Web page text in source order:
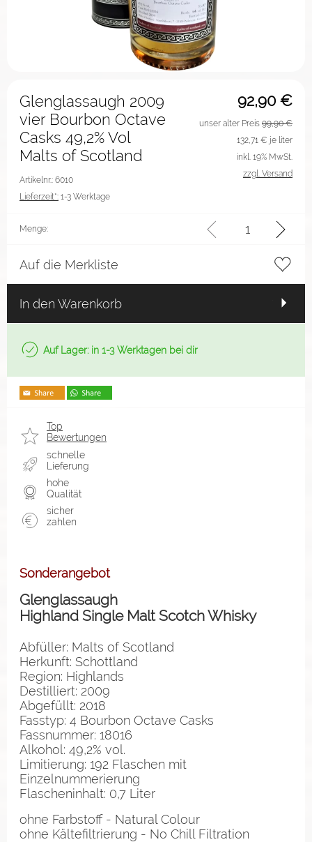
92,90 €
Glenglassaugh 2009
vier Bourbon Octave
Casks 49,2% Vol
Malts of Scotland
Artikelnr.: 6010
Lieferzeit*: 1-3 Werktage
unser alter Preis 99,90 €
132,71 € je liter
inkl. 19% MwSt.
zzgl. Versand
Menge:
Auf die Merkliste
In den Warenkorb
Auf Lager: in 1-3 Werktagen bei dir
Top
Bewertungen
schnelle
Lieferung
hohe
Qualität
sicher
zahlen
Sonderangebot
Glenglassaugh
Highland Single Malt Scotch Whisky
Abfüller: Malts of Scotland
Herkunft: Schottland
Region: Highlands
Destilliert: 2009
Abgefüllt: 2018
Fasstyp: 4 Bourbon Octave Casks
Fassnummer: 18016
Alkohol: 49,2% vol.
Limitierung: 192 Flaschen mit
Einzelnummerierung
Flascheninhalt: 0,7 Liter
ohne Farbstoff - Natural Colour
ohne Kältefiltrierung - No Chill Filtration